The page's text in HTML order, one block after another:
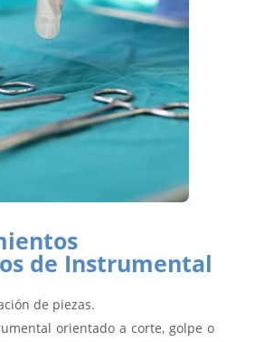
de Instrumental
de piezas.
orientado a corte, golpe o